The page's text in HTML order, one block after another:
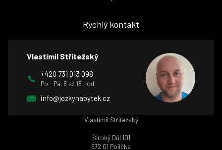
Rychlý kontakt
Vlastimil Střítežský
+420 731 013 098
Po - Pá: 8 až 18 hod.
info@jozkynabytek.cz
Vlastimil Střítežský
Široký Důl 101
572 01 Polička